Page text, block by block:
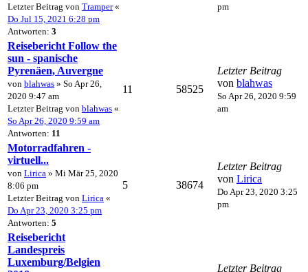
Letzter Beitrag von Tramper«
Do Jul 15, 2021 6:28 pm
Antworten: 3
pm
Reisebericht Follow the
sun - spanische
Pyrenäen, Auvergne
von blahwas » So Apr 26,
2020 9:47 am
Letzter Beitrag von blahwas «
So Apr 26, 2020 9:59 am
Antworten: 11
11 58525
Letzter Beitrag
von blahwas
So Apr 26, 2020 9:59
am
Motorradfahren -
virtuell...
von Lirica » Mi Mär 25, 2020
8:06 pm
Letzter Beitrag von Lirica «
Do Apr 23, 2020 3:25 pm
Antworten: 5
5 38674
Letzter Beitrag
von Lirica
Do Apr 23, 2020 3:25
pm
Reisebericht
Landespreis
Luxemburg/Belgien
Letzter Beitrag